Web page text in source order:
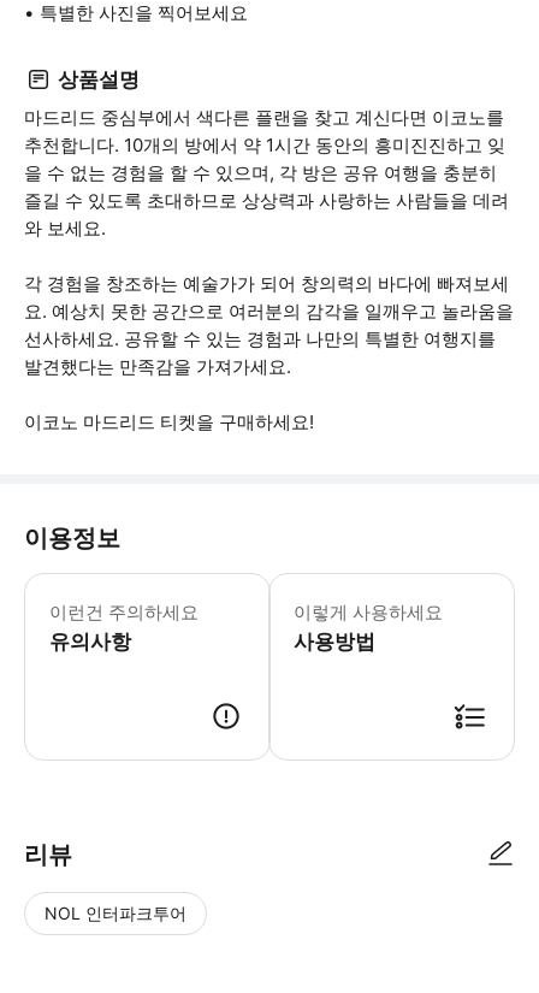
특별한 사진을 찍어보세요
상품설명
마드리드 중심부에서 색다른 플랜을 찾고 계신다면 이코노를
추천합니다. 10개의 방에서 약 1시간 동안의 흥미진진하고 잊
을 수 없는 경험을 할 수 있으며, 각 방은 공유 여행을 충분히
즐길 수 있도록 초대하므로 상상력과 사랑하는 사람들을 데려
와 보세요.
각 경험을 창조하는 예술가가 되어 창의력의 바다에 빠져보세
요. 예상치 못한 공간으로 여러분의 감각을 일깨우고 놀라움을
선사하세요. 공유할 수 있는 경험과 나만의 특별한 여행지를
발견했다는 만족감을 가져가세요.
이코노 마드리드 티켓을 구매하세요!
이용정보
이런건 주의하세요
유의사항
* 소요시간 : 60분 (옵션에 따라 소요
이렇게 사용하세요
사용방법
리뷰
NOL 인터파크투어